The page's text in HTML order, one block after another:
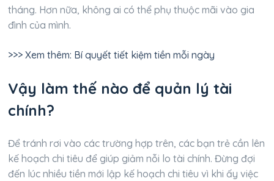
tháng. Hơn nữa, không ai có thể phụ thuộc mãi vào gia
đình của mình.
>>> Xem thêm: Bí quyết tiết kiệm tiền mỗi ngày
Vậy làm thế nào để quản lý tài
chính?
Để tránh rơi vào các trường hợp trên, các bạn trẻ cần lên
kế hoạch chi tiêu để giúp giảm nỗi lo tài chính. Đừng đợi
đến lúc nhiều tiền mới lập kế hoạch chi tiêu vì khi ấy việc